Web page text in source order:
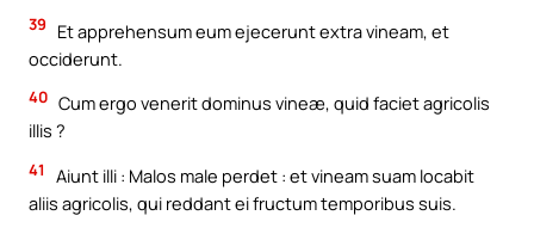
39
Et apprehensum eum ejecerunt extra vineam, et
occiderunt.
40 Cum ergo venerit dominus vineæ, quid faciet agricolis
illis ?
41
Aiunt illi : Malos male perdet : et vineam suam locabit
aliis agricolis, qui reddant ei fructum temporibus suis.